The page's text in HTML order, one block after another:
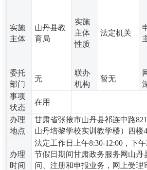
实施
主体
山丹县教
育局
实施
主体
性质
法定机关
委托
部门
无
联办
机构
暂无
事项
状态
在用
办理
地点
甘肃省张掖市山丹县祁连中路
山丹培黎学校实训教学楼）四楼
办理
时间
法定工作日上午8:30-12:00，下
节假日期间甘肃政务服务网山丹
问、注册和申报业务，网上受理